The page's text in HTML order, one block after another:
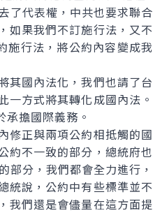
了代表權，中共也要求聯合
如果我們不訂施行法，又不
施行法，將公約內容變成我
國內法化，我們也請了台
一方式將其轉化成國內法。
擔國際義務。
正與兩項公約相抵觸的國
約不一致的部分，總統府也
分，我們都會全力進行，
統說，公約中有些標準並不
我們還是會儘量在這方面提